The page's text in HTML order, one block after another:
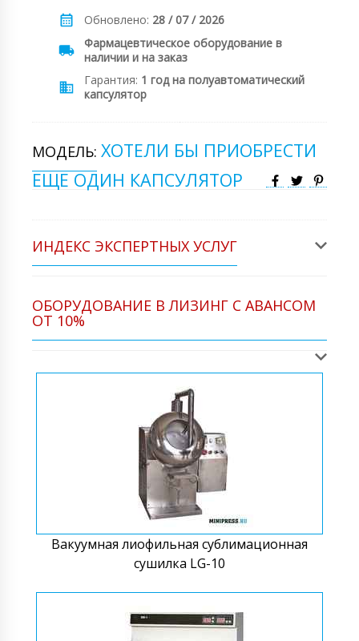
Обновлено: 28 / 07 / 2026
Фармацевтическое оборудование в
наличии и на заказ
Гарантия: 1 год на полуавтоматический
капсулятор
МОДЕЛЬ: ХОТЕЛИ БЫ ПРИОБРЕСТИ
ЕЩЕ ОДИН КАПСУЛЯТОР
ИНДЕКС ЭКСПЕРТНЫХ УСЛУГ
ОБОРУДОВАНИЕ В ЛИЗИНГ С АВАНСОМ
ОТ 10%
Вакуумная лиофильная сублимационная
сушилка LG-10